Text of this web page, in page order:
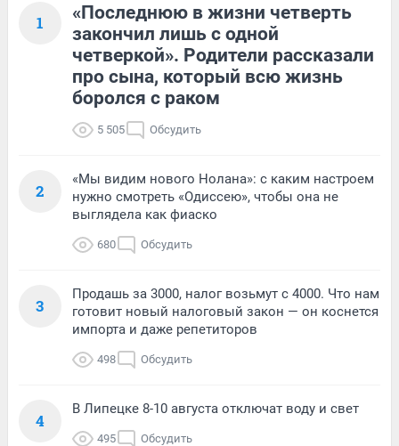
1
«Последнюю в жизни четверть
закончил лишь с одной
четверкой». Родители рассказали
про сына, который всю жизнь
боролся с раком
5 505 Обсудить
2
«Мы видим нового Нолана»: с каким настроем
нужно смотреть «Одиссею», чтобы она не
выглядела как фиаско
680 Обсудить
3
Продашь за 3000, налог возьмут с 4000. Что нам
готовит новый налоговый закон — он коснется
импорта и даже репетиторов
498 Обсудить
4
В Липецке 8-10 августа отключат воду и свет
495 Обсудить